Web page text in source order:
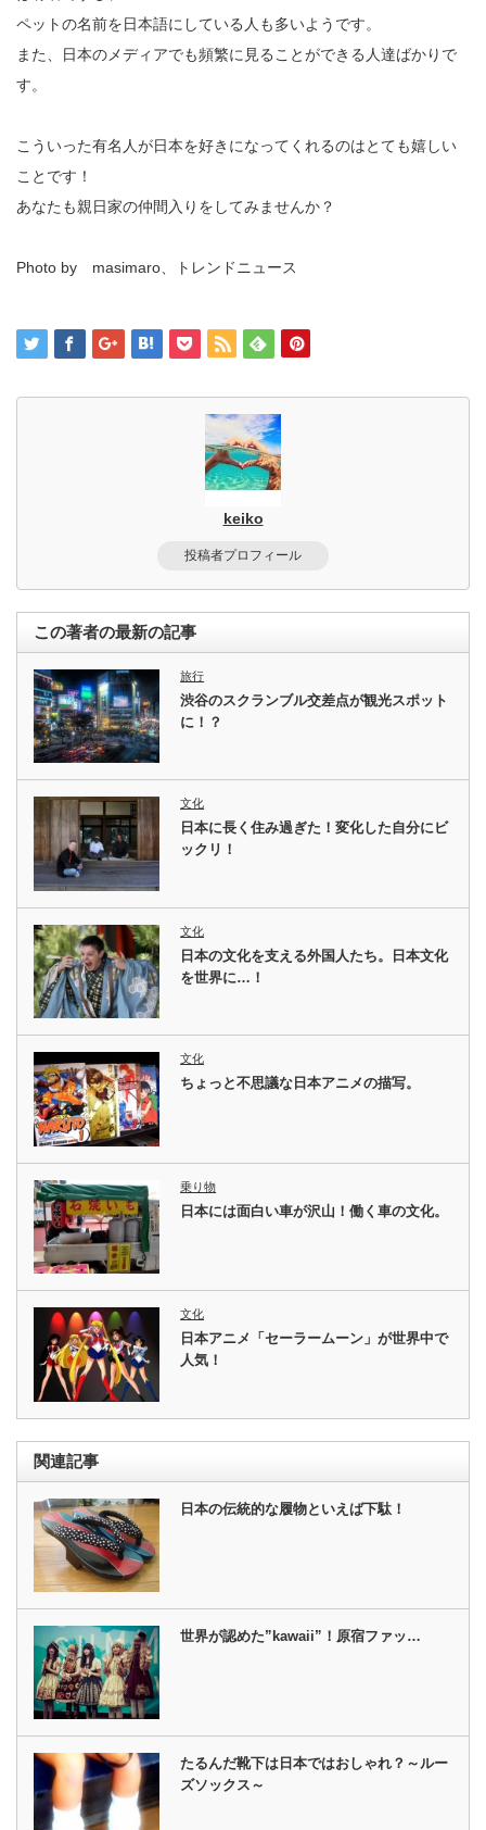
ペットの名前を日本語にしている人も多いようです。
また、日本のメディアでも頻繁に見ることができる人達ばかりで
す。
こういった有名人が日本を好きになってくれるのはとても嬉しい
ことです！
あなたも親日家の仲間入りをしてみませんか？
Photo by masimaro、トレンドニュース
keiko
投稿者プロフィール
この著者の最新の記事
旅行
渋谷のスクランブル交差点が観光スポット
に！？
文化
日本に長く住み過ぎた！変化した自分にビ
ックリ！
文化
日本の文化を支える外国人たち。日本文化
を世界に…！
文化
ちょっと不思議な日本アニメの描写。
乗り物
日本には面白い車が沢山！働く車の文化。
文化
日本アニメ「セーラームーン」が世界中で
人気！
関連記事
日本の伝統的な履物といえば下駄！
世界が認めた”kawaii”！原宿ファッ…
たるんだ靴下は日本ではおしゃれ？～ルー
ズソックス～